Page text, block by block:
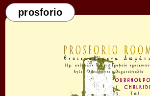
prosforio